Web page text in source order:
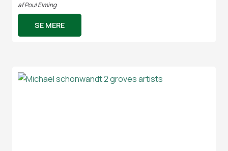
afPoul Elming
SE MERE